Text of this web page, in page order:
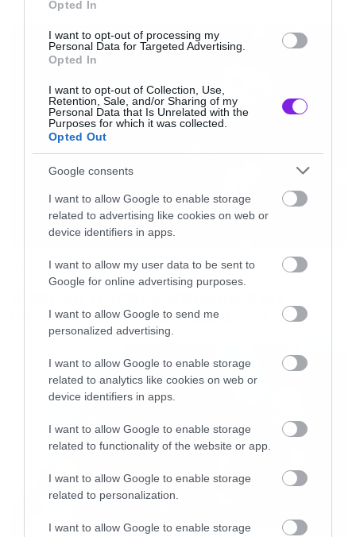
Opted In
I want to opt-out of processing my
Personal Data for Targeted Advertising.
Opted In
I want to opt-out of Collection, Use,
Retention, Sale, and/or Sharing of my
Personal Data that Is Unrelated with the
Purposes for which it was collected.
Opted Out
Google consents
I want to allow Google to enable storage
related to advertising like cookies on web or
device identifiers in apps.
I want to allow my user data to be sent to
Google for online advertising purposes.
I want to allow Google to send me
personalized advertising.
I want to allow Google to enable storage
related to analytics like cookies on web or
device identifiers in apps.
I want to allow Google to enable storage
related to functionality of the website or app.
I want to allow Google to enable storage
related to personalization.
I want to allow Google to enable storage
Για τον Nergal, αυτή η περίοδος αποτελεί μια
ζωτικής σημασίας παύση μέσα στο εξαντλητικό
εμπορευματοποιημένες πτυχές των γιορτών,
όπως τον Άγιο Βασίλη, χαρακτηρίζοντάς τες
«ανοησίες», και εστίασε στη γαλήνη που
συνοδεύει το τέλος της χρονιάς.
Κοιτάζοντας προς το μέλλον, ο Nergal θα
χρειαστεί αυτή την ξεκούραση. Στο πλαίσιο της
μεγάλης ευρωπαικής περιοδείας τους,οι
Behemoth θα εμφανιστούν στο Floyd την
Κυριακή 8 Φεβρουάριουμε special guest τον
Nidhogg για μια βραδιά extreme ήχου.
Πηγή: metal-stop.com
από τις ζωντανές εμφανίσεις